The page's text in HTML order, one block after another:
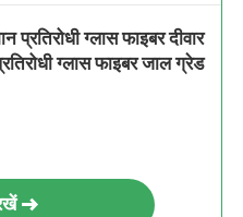
प्रतिरोधी ग्लास फाइबर दीवार
ग्लास फाइबर जाल ग्रेड